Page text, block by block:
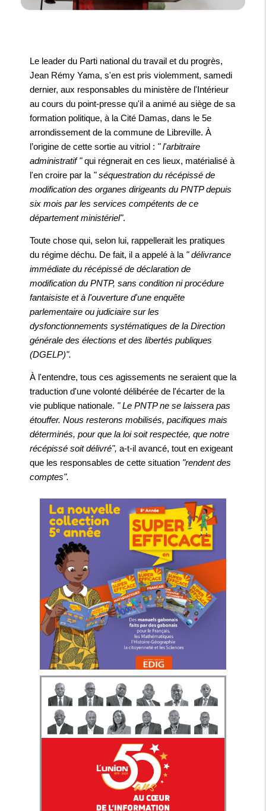
Le leader du Parti national du travail et du progrès,
Jean Rémy Yama, s'en est pris violemment, samedi
dernier, aux responsables du ministère de l'Intérieur
au cours du point-presse qu'il a animé au siège de sa
formation politique, à la Cité Damas, dans le 5e
arrondissement de la commune de Libreville. À
l’origine de cette sortie au vitriol : " l'arbitraire
administratif "qui régnerait en ces lieux, matérialisé à
l'en croire par la " séquestration du récépissé de
modification des organes dirigeants du PNTP depuis
six mois par les services compétents de ce
département ministériel".
Toute chose qui, selon lui, rappellerait les pratiques
du régime déchu. De fait, il a appelé à la " délivrance
immédiate du récépissé de déclaration de
modification du PNTP, sans condition ni procédure
fantaisiste et à l'ouverture d'une enquête
parlementaire ou judiciaire sur les
dysfonctionnements systématiques de la Direction
générale des élections et des libertés publiques
(DGELP)".
À l'entendre, tous ces agissements ne seraient que la
traduction d'une volonté délibérée de l'écarter de la
vie publique nationale. " Le PNTP ne se laissera pas
étouffer. Nous resterons mobilisés, pacifiques mais
déterminés, pour que la loi soit respectée, que notre
récépissé soit délivré", a-t-il avancé, tout en exigeant
que les responsables de cette situation "rendent des
comptes".